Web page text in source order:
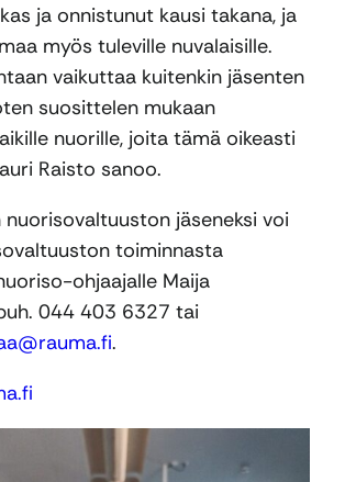
ja onnistunut kausi takana, ja
myös tuleville nuvalaisille.
vaikuttaa kuitenkin jäsenten
suosittelen mukaan
nuorille, joita tämä oikeasti
Raisto sanoo.
nuorisovaltuuston jäseneksi voi
toiminnasta
ohjaajalle Maija
044 403 6327 tai
.